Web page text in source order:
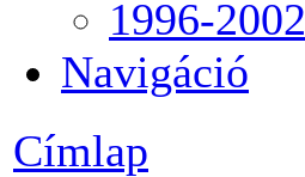
1996-2002
Navigáció
Címlap